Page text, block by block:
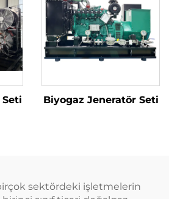
Biyogaz Jeneratör Seti
sektördeki işletmelerin